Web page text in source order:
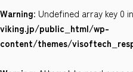
クリエイティブ
Warning: Undefined array key 0 in
viking.jp/public_html/wp-
content/themes/